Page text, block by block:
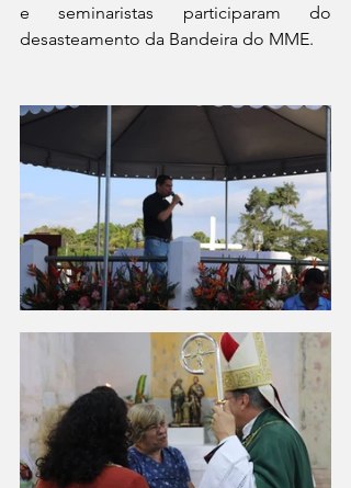
e seminaristas participaram do
desasteamento da Bandeira do MME.